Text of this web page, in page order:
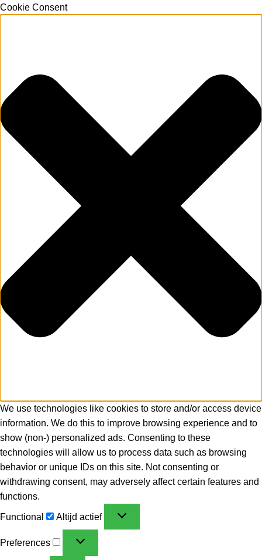
Cookie Consent
We use technologies like cookies to store and/or access device
information. We do this to improve browsing experience and to
show (non-) personalized ads. Consenting to these
technologies will allow us to process data such as browsing
behavior or unique IDs on this site. Not consenting or
withdrawing consent, may adversely affect certain features and
functions.
Functional Altijd actief
Preferences